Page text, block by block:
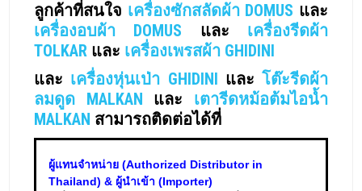
ลูกค้าที่สนใจ เครื่องซักสลัดผ้า DOMUS และ
เครื่องอบผ้า DOMUS
และ เครื่องรีดผ้า
TOLKAR และ เครื่องเพรสผ้า GHIDINI
และ เครื่องหุ่นเป่า GHIDINI และ โต๊ะรีดผ้า
ลมดูด MALKAN และ เตารีดหม้อต้มไอน้ำ
MALKAN สามารถติดต่อได้ที่
ผู้แทนจำหน่าย (Authorized Distributor in
Thailand) & ผู้นำเข้า (Importer)